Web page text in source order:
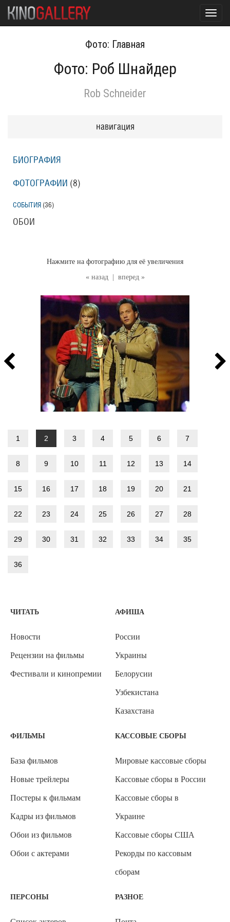
Фото: Главная
Фото: Роб Шнайдер
Rob Schneider
« назад вперед »
Нажмите на фотографию для её увеличения
1 2 3 4 5 6 7
8 9 10 11 12 13 14
15 16 17 18 19 20 21
22 23 24 25 26 27 28
29 30 31 32 33 34 35
36
навигация
БИОГРАФИЯ
ФОТОГРАФИИ (8)
СОБЫТИЯ (36)
ОБОИ
ЧИТАТЬ
Новости
Рецензии на фильмы
Фестивали и кинопремии
АФИША
России
Украины
Белорусии
Узбекистана
Казахстана
ФИЛЬМЫ
База фильмов
Новые трейлеры
Постеры к фильмам
Кадры из фильмов
Обои из фильмов
Обои с актерами
КАССОВЫЕ СБОРЫ
Мировые кассовые сборы
Кассовые сборы в России
Кассовые сборы в
Украине
Кассовые сборы США
Рекорды по кассовым
сборам
ПЕРСОНЫ РАЗНОЕ